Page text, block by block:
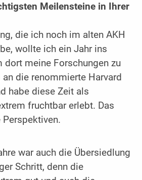
Meilensteine in Ihrer
die ich noch im alten AKH
wollte ich ein Jahr ins
dort meine Forschungen zu
die renommierte Harvard
habe diese Zeit als
fruchtbar erlebt. Das
war auch die Übersiedlung
Schritt, denn die